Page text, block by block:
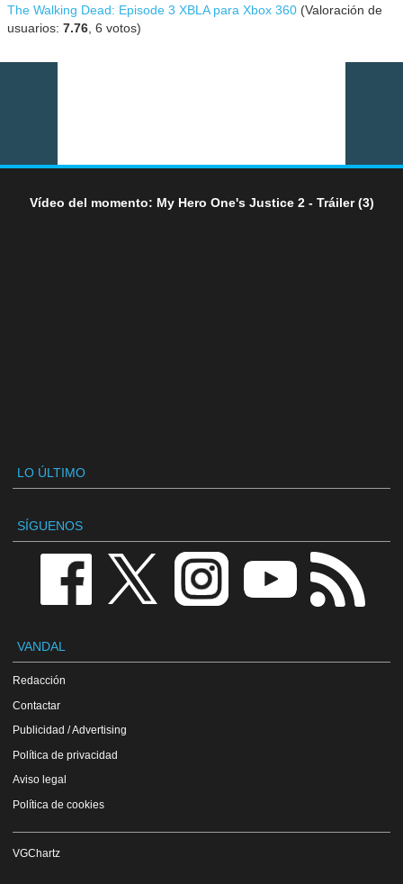
The Walking Dead: Episode 3 XBLA para Xbox 360 (Valoración de
usuarios:7.76 ,6 votos)
Vídeo del momento: My Hero One's Justice 2 - Tráiler (3)
LO ÚLTIMO
SÍGUENOS
VANDAL
Redacción
Contactar
Publicidad / Advertising
Política de privacidad
Aviso legal
Política de cookies
VGChartz